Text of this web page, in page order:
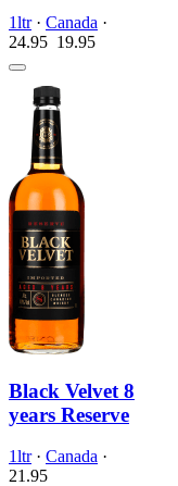
1ltr· Canada ·
24.95 19.95
Black Velvet 8
years Reserve
1ltr· Canada ·
21.95